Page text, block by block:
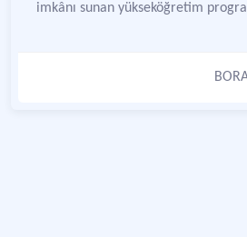
imkânı sunan yükseköğretim